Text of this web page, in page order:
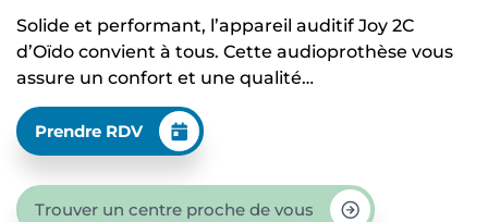
Solide et performant, l’appareil auditif Joy 2C
d’Oïdo convient à tous. Cette audioprothèse vous
assure un confort et une qualité…
Prendre RDV
Trouver un centre proche de vous